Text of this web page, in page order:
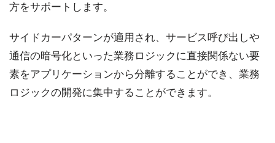
方をサポートします。
サイドカーパターンが適用され、サービス呼び出しや
通信の暗号化といった業務ロジックに直接関係ない要
素をアプリケーションから分離することができ、業務
ロジックの開発に集中することができます。